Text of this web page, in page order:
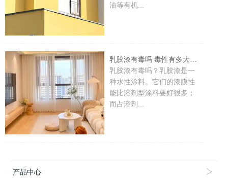
油等有机...
乳胶漆有毒吗 毒性有多大 如何防止乳胶漆毒
乳胶漆有毒吗？乳胶漆是一
种水性涂料。它们的漆膜性
能比溶剂型涂料要好很多；
而占溶剂...
产品中心